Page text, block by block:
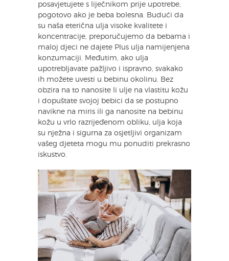
posavjetujete s liječnikom prije upotrebe,
pogotovo ako je beba bolesna. Budući da
su naša eterična ulja visoke kvalitete i
koncentracije, preporučujemo da bebama i
maloj djeci ne dajete Plus ulja namijenjena
konzumaciji. Međutim, ako ulja
upotrebljavate pažljivo i ispravno, svakako
ih možete uvesti u bebinu okolinu. Bez
obzira na to nanosite li ulje na vlastitu kožu
i dopuštate svojoj bebici da se postupno
navikne na miris ili ga nanosite na bebinu
kožu u vrlo razrijeđenom obliku, ulja koja
su nježna i sigurna za osjetljivi organizam
vašeg djeteta mogu mu ponuditi prekrasno
iskustvo.